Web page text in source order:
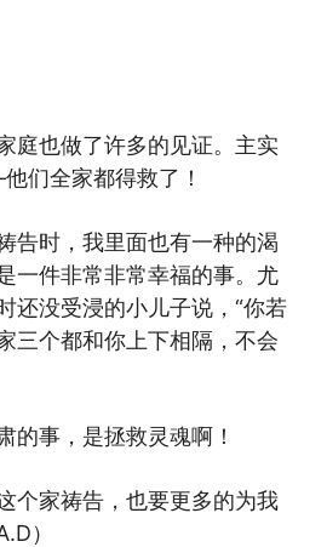
庭也做了许多的见证。主实
他们全家都得救了！
告时，我里面也有一种的渴
一件非常非常幸福的事。尤
还没受浸的小儿子说，“你若
三个都和你上下相隔，不会
的事，是拯救灵魂啊！
个家祷告，也要更多的为我
）